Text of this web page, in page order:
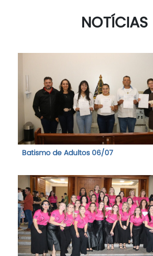
NOTÍCIAS
Batismo de Adultos 06/07